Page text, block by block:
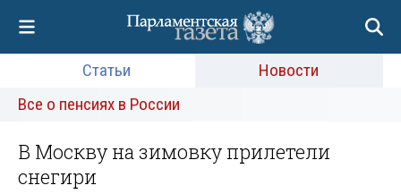
Статьи
Новости
Все о пенсиях в России
В Москву на зимовку прилетели
снегири